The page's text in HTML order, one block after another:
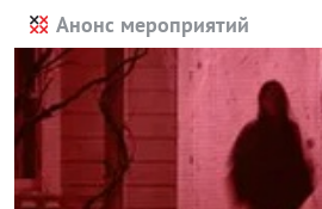
Анонс мероприятий